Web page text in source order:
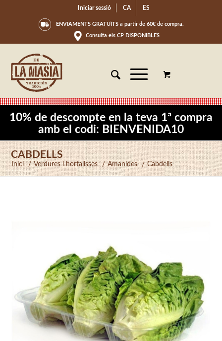
Iniciar sessió CA ES
ENVIAMENTS GRATUÏTS a partir de 60€ de compra.
Consulta els CP DISPONIBLES
10% de descompte en la teva 1ª compra
amb el codi: BIENVENIDA10
CABDELLS
Inici / Verdures i hortalisses / Amanides / Cabdells